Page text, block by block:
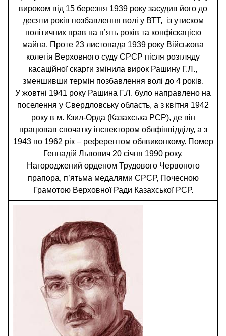
вироком від 15 березня 1939 року засудив його до
десяти років позбавлення волі у ВТТ, із утиском
політичних прав на п’ять років та конфіскацією
майна. Проте 23 листопада 1939 року Військова
колегія Верховного суду СРСР після розгляду
касаційної скарги змінила вирок Рашину Г.Л.,
зменшивши термін позбавлення волі до 4 років.
У жовтні 1941 року Рашина Г.Л. було направлено на
поселення у Свердловську область, а з квітня 1942
року в м. Кзил-Орда (Казахська РСР), де він
працював спочатку інспектором облфінвідділу, а з
1943 по 1962 рік – референтом облвиконкому. Помер
Геннадій Львович 20 січня 1990 року.
Нагороджений орденом Трудового Червоного
прапора, п’ятьма медалями СРСР, Почесною
Грамотою Верховної Ради Казахської РСР.